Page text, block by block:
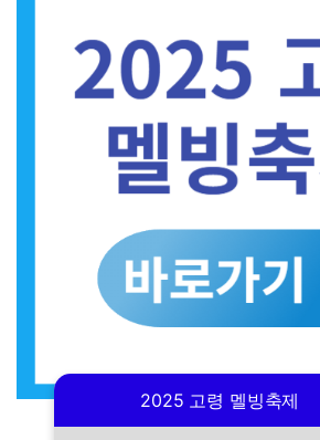
2025 고령 멜빙축제
(2025 고령 멜빙 축제